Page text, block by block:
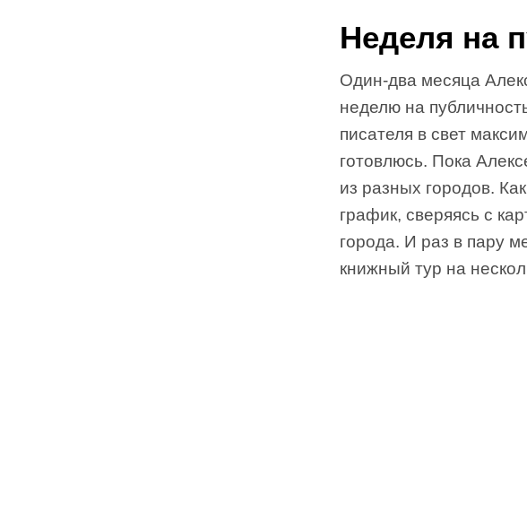
Неделя на
Один-два месяца
неделю на
писателя в свет
готовлюсь. Пока
из разных городов.
график, сверяясь с
города. И раз в пару
книжный тур на